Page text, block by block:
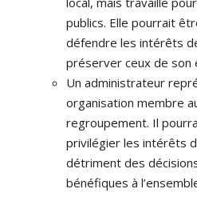
publics. Elle pourrait
défendre les intérêts
préserver ceux de son
Un administrateur
organisation membre
regroupement. Il
privilégier les intérêts
détriment des
bénéfiques à